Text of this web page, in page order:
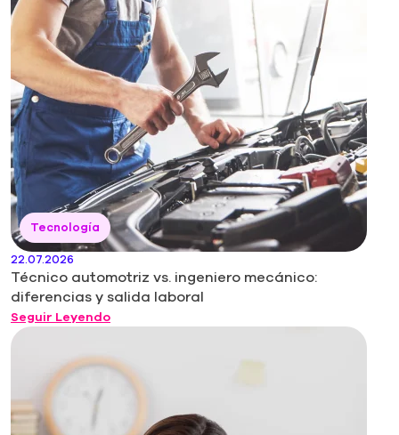
Tecnología
22.07.2026
Técnico automotriz vs. ingeniero mecánico:
diferencias y salida laboral
Seguir Leyendo